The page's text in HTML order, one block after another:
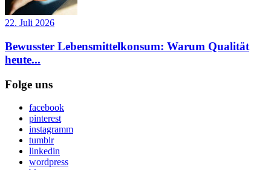
22. Juli 2026
Bewusster Lebensmittelkonsum: Warum Qualität
heute...
Folge uns
facebook
pinterest
instagramm
tumblr
linkedin
wordpress